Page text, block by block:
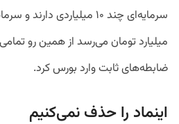
میلیارد تومان می‌رسد از همین رو
ضابطه‌های ثابت وارد بورس کرد.
اینماد را حذف نمی‌کنیم